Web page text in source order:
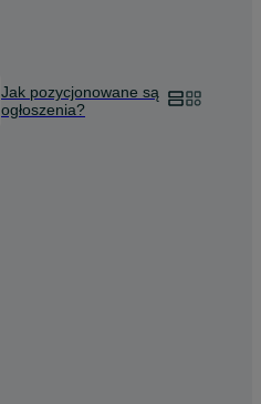
Jak pozycjonowane są
ogłoszenia?